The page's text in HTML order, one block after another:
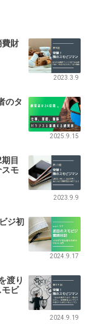
費財
2023.3.9
のタ
2025.9.15
目
スモ
2023.9.9
ジ初
2024.9.17
渡り
モビ
2024.9.19